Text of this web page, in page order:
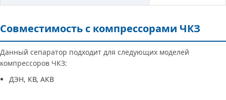
Совместимость с компрессорами ЧКЗ
Данный сепаратор подходит для следующих моделей
компрессоров ЧКЗ:
ДЭН, КВ, АКВ